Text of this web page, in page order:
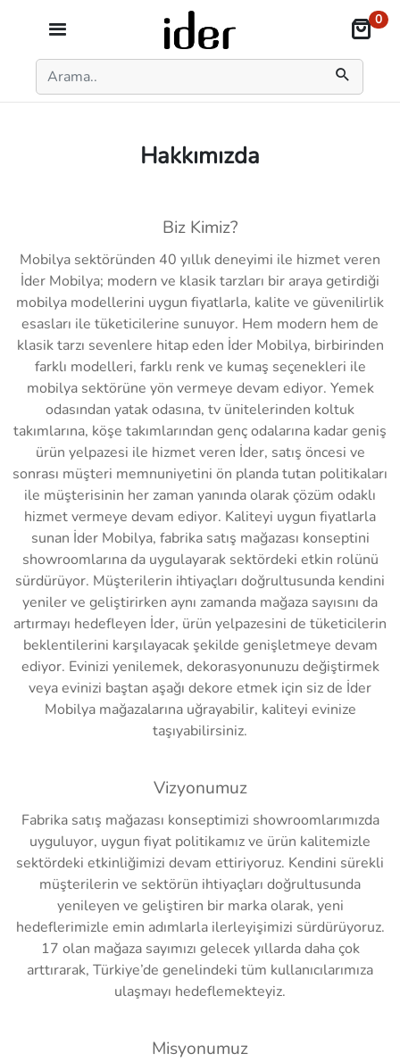
0
Hakkımızda
Biz Kimiz?
Mobilya sektöründen 40 yıllık deneyimi ile hizmet veren
İder Mobilya; modern ve klasik tarzları bir araya getirdiği
mobilya modellerini uygun fiyatlarla, kalite ve güvenilirlik
esasları ile tüketicilerine sunuyor. Hem modern hem de
klasik tarzı sevenlere hitap eden İder Mobilya, birbirinden
farklı modelleri, farklı renk ve kumaş seçenekleri ile
mobilya sektörüne yön vermeye devam ediyor. Yemek
odasından yatak odasına, tv ünitelerinden koltuk
takımlarına, köşe takımlarından genç odalarına kadar geniş
ürün yelpazesi ile hizmet veren İder, satış öncesi ve
sonrası müşteri memnuniyetini ön planda tutan politikaları
ile müşterisinin her zaman yanında olarak çözüm odaklı
hizmet vermeye devam ediyor. Kaliteyi uygun fiyatlarla
sunan İder Mobilya, fabrika satış mağazası konseptini
showroomlarına da uygulayarak sektördeki etkin rolünü
sürdürüyor. Müşterilerin ihtiyaçları doğrultusunda kendini
yeniler ve geliştirirken aynı zamanda mağaza sayısını da
artırmayı hedefleyen İder, ürün yelpazesini de tüketicilerin
beklentilerini karşılayacak şekilde genişletmeye devam
ediyor. Evinizi yenilemek, dekorasyonunuzu değiştirmek
veya evinizi baştan aşağı dekore etmek için siz de İder
Mobilya mağazalarına uğrayabilir, kaliteyi evinize
taşıyabilirsiniz.
Vizyonumuz
Fabrika satış mağazası konseptimizi showroomlarımızda
uyguluyor, uygun fiyat politikamız ve ürün kalitemizle
sektördeki etkinliğimizi devam ettiriyoruz. Kendini sürekli
müşterilerin ve sektörün ihtiyaçları doğrultusunda
yenileyen ve geliştiren bir marka olarak, yeni
hedeflerimizle emin adımlarla ilerleyişimizi sürdürüyoruz.
17 olan mağaza sayımızı gelecek yıllarda daha çok
arttırarak, Türkiye’de genelindeki tüm kullanıcılarımıza
ulaşmayı hedeflemekteyiz.
Misyonumuz